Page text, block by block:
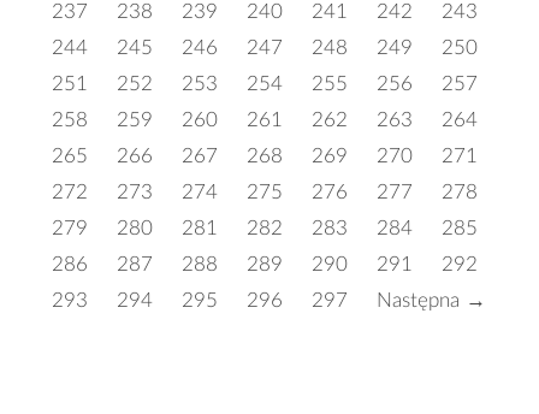
237
238 239 240 241 242
243
244
245 246 247 248 249
250
251
252 253 254 255 256
257
258
259 260 261 262 263
264
265
266 267 268 269 270
271
272
273 274 275 276 277
278
279
280 281 282 283 284
285
286
287 288 289 290 291
292
293
294 295 296 297 Następna →